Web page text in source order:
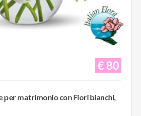
€ 80
per matrimonio con Fiori bianchi,